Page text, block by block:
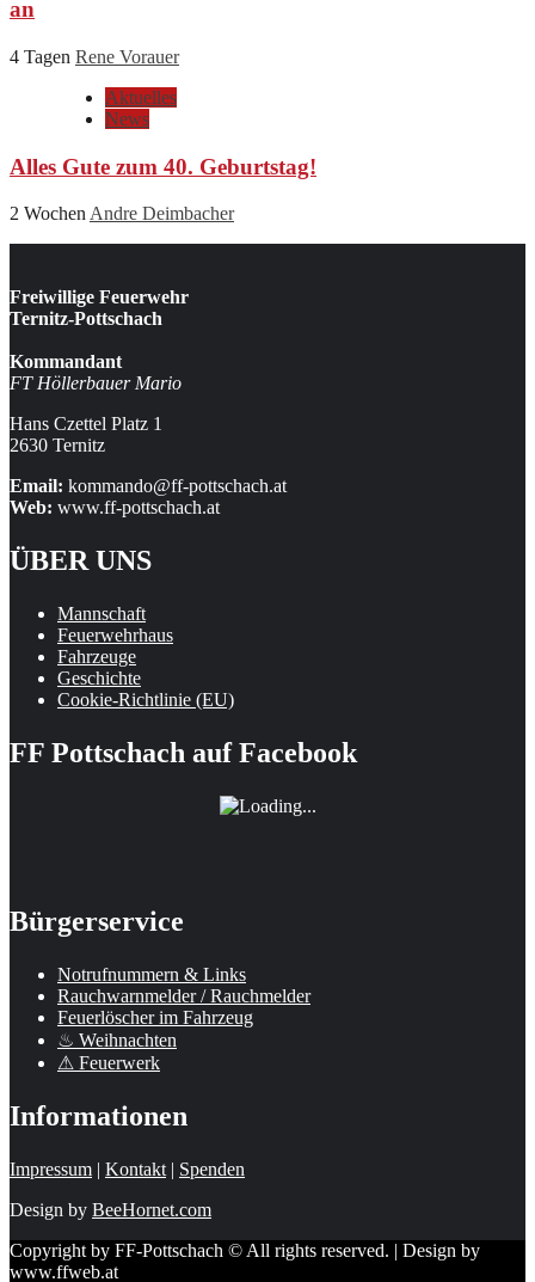
an
4 Tagen Rene Vorauer
Aktuelles
News
Alles Gute zum 40. Geburtstag!
2 WochenAndre Deimbacher
Freiwillige Feuerwehr
Ternitz-Pottschach
Kommandant
FT Höllerbauer Mario
Hans Czettel Platz 1
2630 Ternitz
Email: kommando@ff-pottschach.at
Web: www.ff-pottschach.at
ÜBER UNS
Mannschaft
Feuerwehrhaus
Fahrzeuge
Geschichte
Cookie-Richtlinie (EU)
FF Pottschach auf Facebook
Bürgerservice
Notrufnummern & Links
Rauchwarnmelder / Rauchmelder
Feuerlöscher im Fahrzeug
♨ Weihnachten
⚠ Feuerwerk
Informationen
Impressum | Kontakt | Spenden
Design by BeeHornet.com
Copyright by FF-Pottschach © All rights reserved. | Design by
www.ffweb.at